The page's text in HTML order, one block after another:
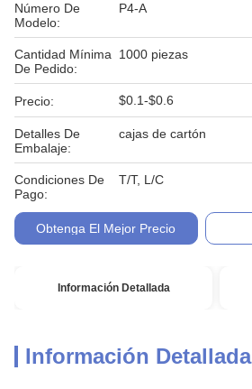
Número De
Modelo:
P4-A
Cantidad Mínima
De Pedido:
1000 piezas
Precio: $0.1-$0.6
Detalles De
Embalaje:
cajas de cartón
Condiciones De
Pago:
T/T, L/C
Obtenga El Mejor Precio
Información Detallada
Información Detallada